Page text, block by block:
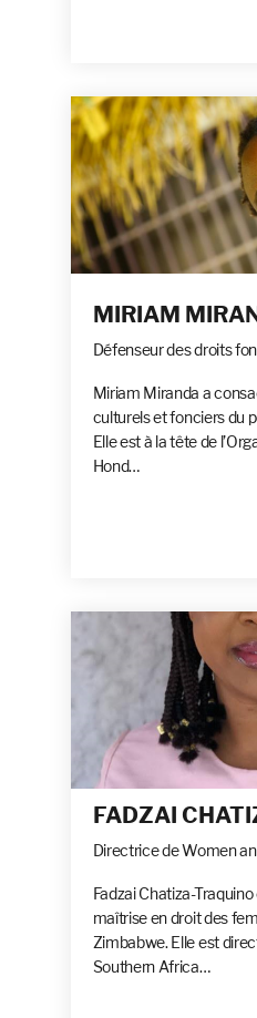
MIRIAM
Défenseur des droits
Miriam Miranda a
culturels et fonciers du
Elle est à la tête de
Hond…
FADZAI
Directrice de Women
Fadzai Chatiza-
maîtrise en droit des
Zimbabwe. Elle est
Southern Africa…